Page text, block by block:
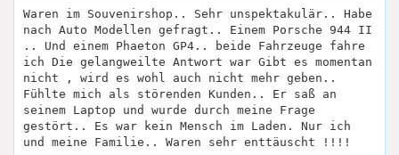
Waren im Souvenirshop.. Sehr unspektakulär.. Habe
nach Auto Modellen gefragt.. Einem Porsche 944 II
.. Und einem Phaeton GP4.. beide Fahrzeuge fahre
ich Die gelangweilte Antwort war Gibt es momentan
nicht , wird es wohl auch nicht mehr geben..
Fühlte mich als störenden Kunden.. Er saß an
seinem Laptop und wurde durch meine Frage
gestört.. Es war kein Mensch im Laden. Nur ich
und meine Familie.. Waren sehr enttäuscht !!!!